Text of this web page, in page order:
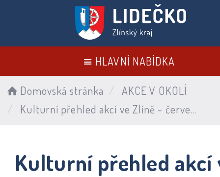
HLAVNÍ NABÍDKA
Domovská stránka
AKCE V OKOLÍ
Kulturní přehled akcí ve Zlíně - červen 2026
Kulturní přehled akcí